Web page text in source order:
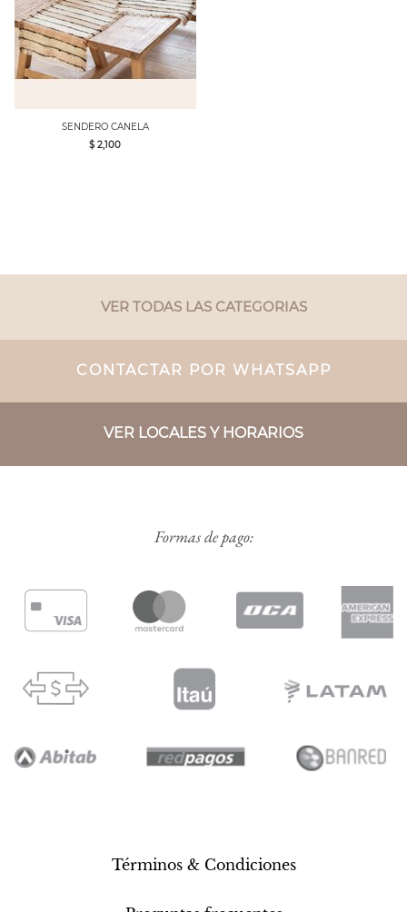
SENDERO CANELA
$ 2,100
VER TODAS LAS CATEGORIAS
CONTACTAR POR WHATSAPP
VER LOCALES Y HORARIOS
Formas de pago:
Términos & Condiciones